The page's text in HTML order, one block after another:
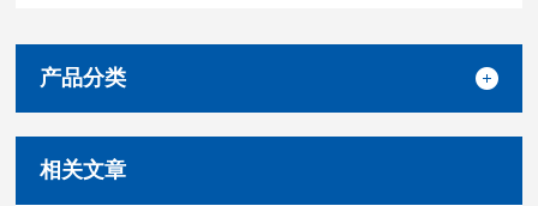
产品分类
相关文章